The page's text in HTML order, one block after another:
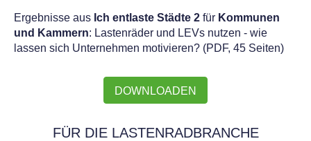
Ergebnisse aus Ich entlaste Städte 2 für Kommunen
und Kammern: Lastenräder und LEVs nutzen - wie
lassen sich Unternehmen motivieren? (PDF, 45 Seiten)
DOWNLOADEN
FÜR DIE LASTENRADBRANCHE